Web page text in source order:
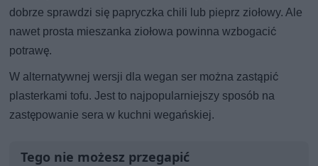
dobrze sprawdzi się papryczka chili lub pieprz ziołowy. Ale
nawet prosta mieszanka ziołowa powinna wzbogacić
potrawę.
W alternatywnej wersji dla wegan ser można zastąpić
plasterkami tofu. Jest to najpopularniejszy sposób na
zastępowanie sera w kuchni wegańskiej.
Tego nie możesz przegapić